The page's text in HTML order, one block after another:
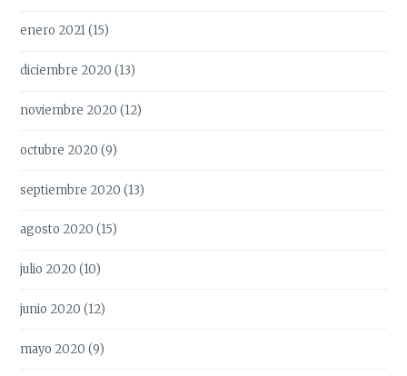
enero 2021(15)
diciembre 2020 (13)
noviembre 2020 (12)
octubre 2020 (9)
septiembre 2020 (13)
agosto 2020 (15)
julio 2020 (10)
junio 2020 (12)
mayo 2020 (9)